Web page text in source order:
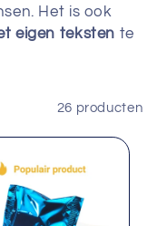
Het is ook
eigen teksten te
26 producten